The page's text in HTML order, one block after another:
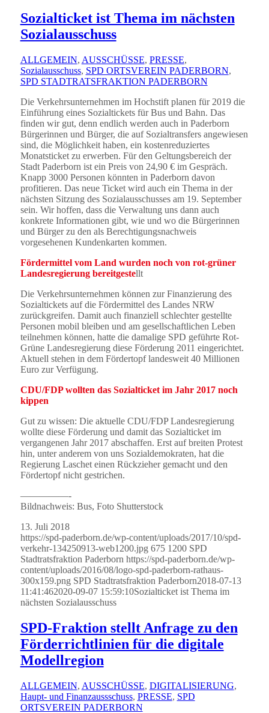
Sozialticket ist Thema im nächsten
Sozialausschuss
ALLGEMEIN, AUSSCHÜSSE, PRESSE,
Sozialausschuss, SPD ORTSVEREIN PADERBORN,
SPD STADTRATSFRAKTION PADERBORN
Die Verkehrsunternehmen im Hochstift planen für 2019 die
Einführung eines Sozialtickets für Bus und Bahn. Das
finden wir gut, denn endlich werden auch in Paderborn
Bürgerinnen und Bürger, die auf Sozialtransfers angewiesen
sind, die Möglichkeit haben, ein kostenreduziertes
Monatsticket zu erwerben. Für den Geltungsbereich der
Stadt Paderborn ist ein Preis von 24,90 € im Gespräch.
Knapp 3000 Personen könnten in Paderborn davon
profitieren. Das neue Ticket wird auch ein Thema in der
nächsten Sitzung des Sozialausschusses am 19. September
sein. Wir hoffen, dass die Verwaltung uns dann auch
konkrete Informationen gibt, wie und wo die Bürgerinnen
und Bürger zu den als Berechtigungsnachweis
vorgesehenen Kundenkarten kommen.
Fördermittel vom Land wurden noch von rot-grüner
Landesregierung bereitgestellt
Die Verkehrsunternehmen können zur Finanzierung des
Sozialtickets auf die Fördermittel des Landes NRW
zurückgreifen. Damit auch finanziell schlechter gestellte
Personen mobil bleiben und am gesellschaftlichen Leben
teilnehmen können, hatte die damalige SPD geführte Rot-
Grüne Landesregierung diese Förderung 2011 eingerichtet.
Aktuell stehen in dem Fördertopf landesweit 40 Millionen
Euro zur Verfügung.
CDU/FDP wollten das Sozialticket im Jahr 2017 noch
kippen
Gut zu wissen: Die aktuelle CDU/FDP Landesregierung
wollte diese Förderung und damit das Sozialticket im
vergangenen Jahr 2017 abschaffen. Erst auf breiten Protest
hin, unter anderem von uns Sozialdemokraten, hat die
Regierung Laschet einen Rückzieher gemacht und den
Fördertopf nicht gestrichen.
—————-
Bildnachweis: Bus, Foto Shutterstock
13. Juli 2018
https://spd-paderborn.de/wp-content/uploads/2017/10/spd-
verkehr-134250913-web1200.jpg 675 1200 SPD
Stadtratsfraktion Paderborn https://spd-paderborn.de/wp-
content/uploads/2016/08/logo-spd-paderborn-rathaus-
300x159.png SPD Stadtratsfraktion Paderborn2018-07-13
11:41:462020-09-07 15:59:10Sozialticket ist Thema im
nächsten Sozialausschuss
SPD-Fraktion stellt Anfrage zu den
Förderrichtlinien für die digitale
Modellregion
ALLGEMEIN, AUSSCHÜSSE, DIGITALISIERUNG,
Haupt- und Finanzaussschuss, PRESSE, SPD
ORTSVEREIN PADERBORN